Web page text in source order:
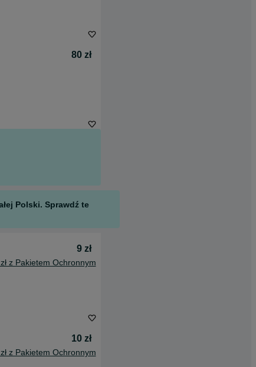
80 zł
Polski. Sprawdź te
9 zł
z Pakietem Ochronnym
10 zł
z Pakietem Ochronnym